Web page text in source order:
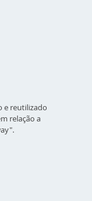
e reutilizado
relação a